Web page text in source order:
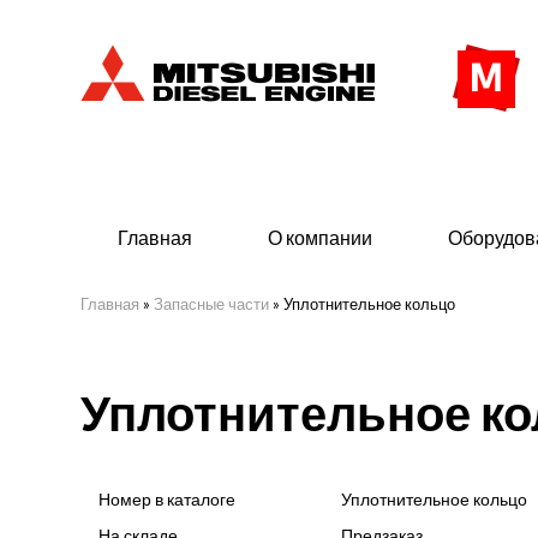
Главная О компании
- Индустриального исполнения
- ДГУ
(380
Главная » Запасные части » Уплотнительное кольцо
Уплотнительное
Номер в каталоге
Уплотнительное кольцо